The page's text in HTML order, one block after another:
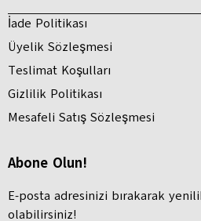
İade Politikası
Üyelik Sözleşmesi
Teslimat Koşulları
Gizlilik Politikası
Mesafeli Satış Sözleşmesi
Abone Olun!
E-posta adresinizi bırakarak
olabilirsiniz!